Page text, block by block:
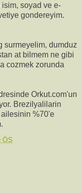
soyad ve e-
gondereyim.
surmeyelim, dumduz
at bilmem ne gibi
cozmek zorunda
Orkut.com'un
Brezilyalilarin
%70'e
ÖS